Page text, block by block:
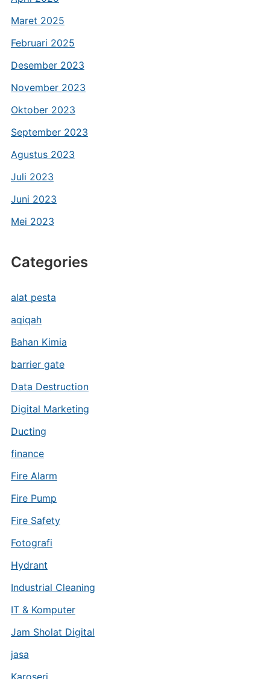
Maret 2025
Februari 2025
Desember 2023
November 2023
Oktober 2023
September 2023
Agustus 2023
Juli 2023
Juni 2023
Mei 2023
Categories
alat pesta
aqiqah
Bahan Kimia
barrier gate
Data Destruction
Digital Marketing
Ducting
finance
Fire Alarm
Fire Pump
Fire Safety
Fotografi
Hydrant
Industrial Cleaning
IT & Komputer
Jam Sholat Digital
jasa